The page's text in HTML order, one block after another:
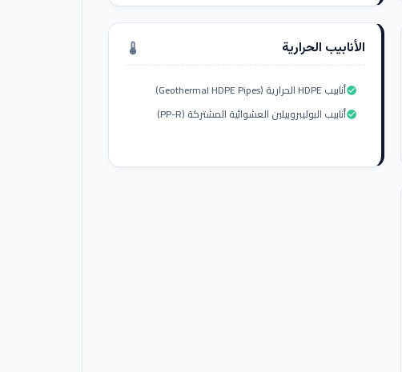
الأنابيب الحرارية thermostat
أنابيب HDPE الحرارية (Geothermal HDPE Pipes)check_circle
أنابيب البوليبروبيلين العشوائية المشتركة (PP-R)check_circle